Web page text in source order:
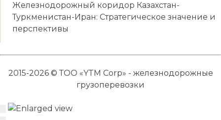
Железнодорожный коридор Казахстан-
Туркменистан-Иран: Стратегическое значение и
перспективы
2015-2026 © ТОО «YTM Corp» - железнодорожные
грузоперевозки